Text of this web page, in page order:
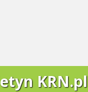
KRN.pl